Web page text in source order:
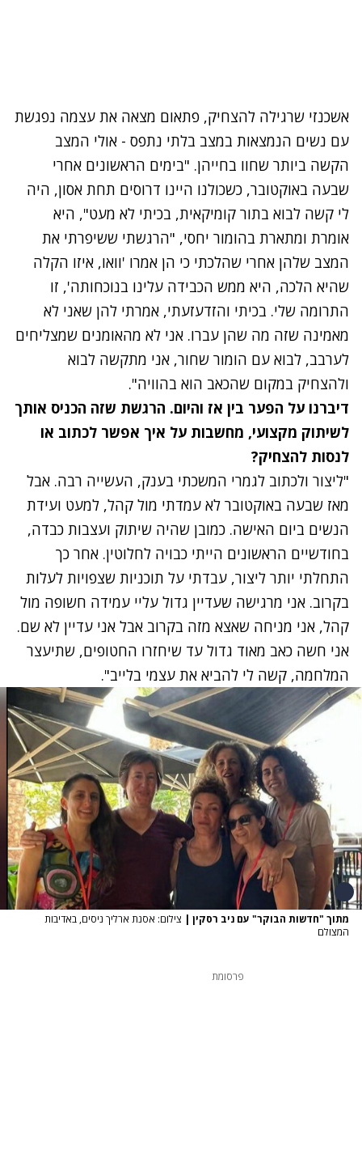
אשכנזי שרגילה להצחיק, פתאום מצאה את עצמה נפגשת
עם נשים הנמצאות במצב בלתי נתפס - אולי המצב
הקשה ביותר שחוו בחייהן. "בימים הראשונים אחרי
שבעה באוקטובר, כשכולנו היינו דרוסים תחת אסון, היה
לי קשה לבוא בתור קומיקאית, בכיתי לא מעט", היא
אומרת ומתארת בהומור יחסי, "הרגשתי ששיפרתי את
המצב שלהן אחרי שהלכתי כי הן אמרו 'וואו, איזו הקלה
שהיא הלכה, היא ממש הכבידה עלינו בנוכחותה', זו
התרומה שלי. בכיתי והזדעזעתי, אמרתי להן שאני לא
מאמינה שזה מה שהן עברו. אני לא מהאומנים שמצליחים
לערבב, לבוא עם הומור שחור, אני מתקשה לבוא
ולהצחיק במקום שהכאב הוא בהוויה".
דיברנו על הפער בין אז והיום. הרגשת שזה הכניס אותך
לשיתוק מקצועי, מחשבות על איך אפשר לכתוב או
לנסות להצחיק?
"ליצור ולכתוב לגמרי המשכתי בענק, העשייה רבה. אבל
מאז שבעה באוקטובר לא עמדתי מול קהל, למעט ועידת
הנשים ביום האישה. כמובן שהיה שיתוק ועצבות כבדה,
בחודשיים הראשונים הייתי כבויה לחלוטין. אחר כך
התחלתי יותר ליצור, עבדתי על תוכניות שצפויות לעלות
בקרוב. אני מרגישה שעדיין גדול עליי עמידה חשופה מול
קהל, אני מניחה שאצא מזה בקרוב אבל אני עדיין לא שם.
אני חשה כאב מאוד גדול עד שיחזרו החטופים, שתיעצר
המלחמה, קשה לי להביא את עצמי בלייב".
מתוך "חדשות הבוקר" עם ניב רסקין | צילום: אסנת ארליך ניסים, באדיבות
המצולם
פרסומת